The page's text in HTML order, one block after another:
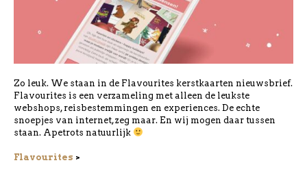
Zo leuk. We staan in de Flavourites kerstkaarten nieuwsbrief.
Flavourites is een verzameling met alleen de leukste
webshops, reisbestemmingen en experiences. De echte
snoepjes van internet, zeg maar. En wij mogen daar tussen
staan. Apetrots natuurlijk
Flavourites >